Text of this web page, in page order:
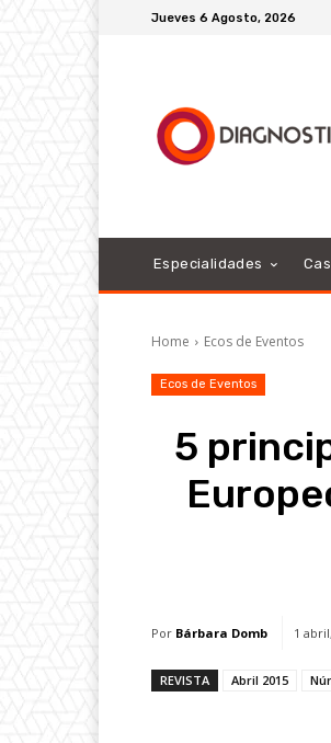
Jueves 6 Agosto, 2026
Especialidades
Home Ecos de Eventos
Ecos de Eventos
5
Por Bárbara Domb 1
REVISTA Abril 2015